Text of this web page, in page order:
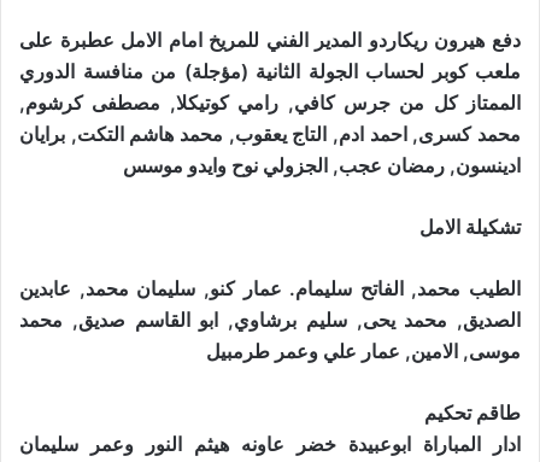
دفع هيرون ريكاردو المدير الفني للمريخ امام الامل عطبرة على
ملعب كوبر لحساب الجولة الثانية (مؤجلة) من منافسة الدوري
الممتاز كل من جرس كافي, رامي كوتيكلا, مصطفى كرشوم,
محمد كسرى, احمد ادم, التاج يعقوب, محمد هاشم التكت, برايان
ادينسون, رمضان عجب, الجزولي نوح وايدو موسس
تشكيلة الامل
الطيب محمد, الفاتح سليمام. عمار كنو, سليمان محمد, عابدين
الصديق, محمد يحى, سليم برشاوي, ابو القاسم صديق, محمد
موسى, الامين, عمار علي وعمر طرمبيل
طاقم تحكيم
ادار المباراة ابوعبيدة خضر عاونه هيثم النور وعمر سليمان